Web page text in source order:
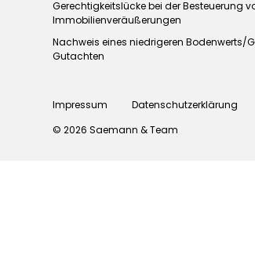
Gerechtigkeitslücke bei der Besteuerung
Immobilienveräußerungen
Nachweis eines niedrigeren Bodenwerts/
Gutachten
Impressum
Datenschutzerklärung
© 2026 Saemann & Team